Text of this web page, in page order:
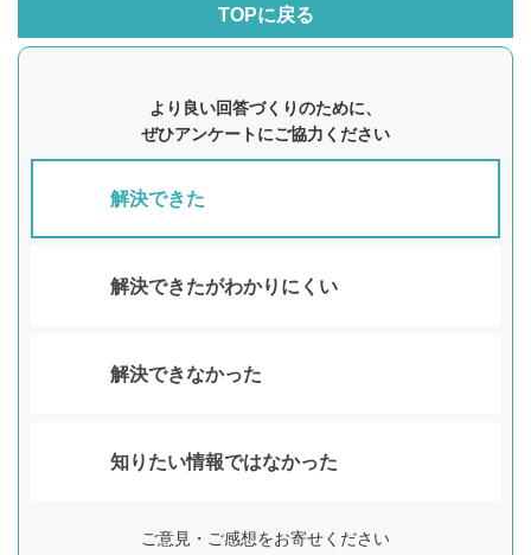
TOPに戻る
より良い回答づくりのために、
ぜひアンケートにご協力ください
解決できた
解決できたがわかりにくい
解決できなかった
知りたい情報ではなかった
ご意見・ご感想をお寄せください